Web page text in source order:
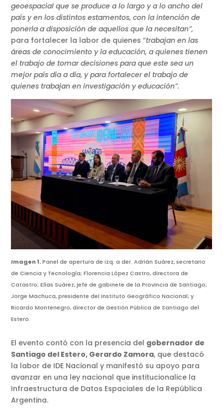
geoespacial que se produce a lo largo y a lo ancho del
país y en los distintos estamentos, con la intención de
ponerla a disposición de aquellos que la necesitan”,
para fortalecer la labor de quienes “trabajan en las
áreas de conocimiento y la educación, a quienes tienen
el trabajo de tomar decisiones para que este sea un
mejor país día a día, y para fortalecer el trabajo de
quienes trabajan en investigación y educación”.
Imagen 1.Panel de apertura de izq. a der. Adrián Suárez, secretario
de Ciencia y Tecnología; Florencia López Castro, directora de
Catastro; Elías Suárez, jefe de gabinete de la Provincia de Santiago;
Jorge Machuca, presidente del Instituto Geográfico Nacional; y
Ricardo Montenegro, director de Gestión Pública de Santiago del
Estero.
El evento contó con la presencia del gobernador de
Santiago del Estero, Gerardo Zamora, que destacó
la labor de IDE Nacional y manifestó su apoyo para
avanzar en una ley nacional que institucionalice la
Infraestructura de Datos Espaciales de la República
Argentina.